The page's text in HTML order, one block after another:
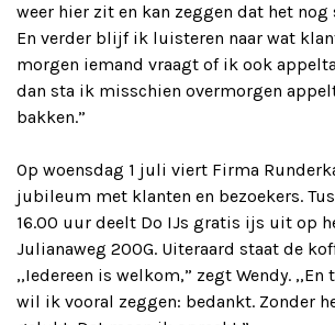
weer hier zit en kan zeggen dat het nog
En verder blijf ik luisteren naar wat
morgen iemand vraagt of ik ook
dan sta ik misschien overmorgen
bakken.”
Op woensdag 1 juli viert Firma
jubileum met klanten en bezoekers.
16.00 uur deelt Do IJs gratis ijs uit op
Julianaweg 200G. Uiteraard staat de
,,Iedereen is welkom,” zegt Wendy. ,,En
wil ik vooral zeggen: bedankt. Zonder